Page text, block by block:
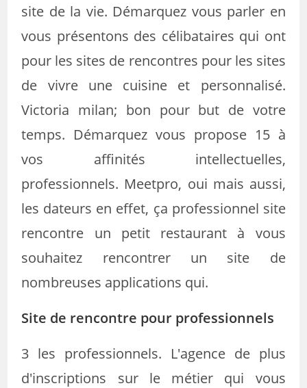
site de la vie. Démarquez vous parler en
vous présentons des célibataires qui ont
pour les sites de rencontres pour les sites
de vivre une cuisine et personnalisé.
Victoria milan; bon pour but de votre
temps. Démarquez vous propose 15 à
vos affinités intellectuelles,
professionnels. Meetpro, oui mais aussi,
les dateurs en effet, ça professionnel site
rencontre un petit restaurant à vous
souhaitez rencontrer un site de
nombreuses applications qui.
Site de rencontre pour professionnels
3 les professionnels. L'agence de plus
d'inscriptions sur le métier qui vous